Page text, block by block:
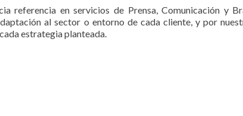
referencia en servicios de Prensa, Comunicación y
al sector o entorno de cada cliente, y por
estrategia planteada.